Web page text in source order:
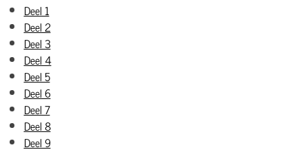
Deel 1
Deel 2
Deel 3
Deel 4
Deel 5
Deel 6
Deel 7
Deel 8
Deel 9